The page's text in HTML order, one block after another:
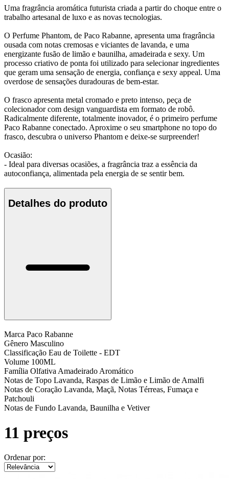
Uma fragrância aromática futurista criada a partir do choque entre o
trabalho artesanal de luxo e as novas tecnologias.
O Perfume Phantom, de Paco Rabanne, apresenta uma fragrância
ousada com notas cremosas e viciantes de lavanda, e uma
energizante fusão de limão e baunilha, amadeirada e sexy. Um
processo criativo de ponta foi utilizado para selecionar ingredientes
que geram uma sensação de energia, confiança e sexy appeal. Uma
overdose de sensações duradouras de bem-estar.
O frasco apresenta metal cromado e preto intenso, peça de
colecionador com design vanguardista em formato de robô.
Radicalmente diferente, totalmente inovador, é o primeiro perfume
Paco Rabanne conectado. Aproxime o seu smartphone no topo do
frasco, descubra o universo Phantom e deixe-se surpreender!
Ocasião:
- Ideal para diversas ocasiões, a fragrância traz a essência da
autoconfiança, alimentada pela energia de se sentir bem.
Detalhes do produto
Marca Paco Rabanne
Gênero Masculino
Classificação Eau de Toilette - EDT
Volume 100ML
Família Olfativa Amadeirado Aromático
Notas de Topo Lavanda, Raspas de Limão e Limão de Amalfi
Notas de Coração Lavanda, Maçã, Notas Térreas, Fumaça e
Patchouli
Notas de Fundo Lavanda, Baunilha e Vetiver
11 preços
Ordenar por: